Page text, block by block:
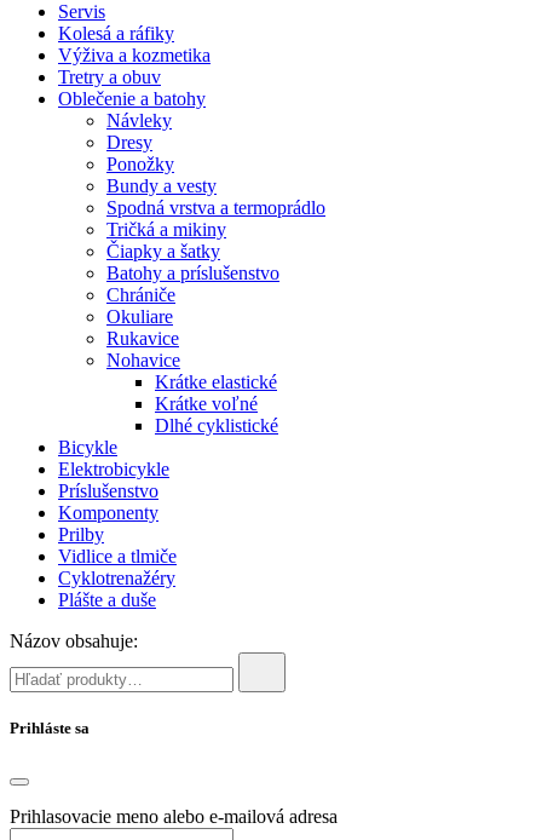
Servis
Kolesá a ráfiky
Výživa a kozmetika
Tretry a obuv
Oblečenie a batohy
Návleky
Dresy
Ponožky
Bundy a vesty
Spodná vrstva a termoprádlo
Tričká a mikiny
Čiapky a šatky
Batohy a príslušenstvo
Chrániče
Okuliare
Rukavice
Nohavice
Krátke elastické
Krátke voľné
Dlhé cyklistické
Bicykle
Elektrobicykle
Príslušenstvo
Komponenty
Prilby
Vidlice a tlmiče
Cyklotrenažéry
Plášte a duše
Názov obsahuje:
Prihláste sa
Prihlasovacie meno alebo e-mailová adresa